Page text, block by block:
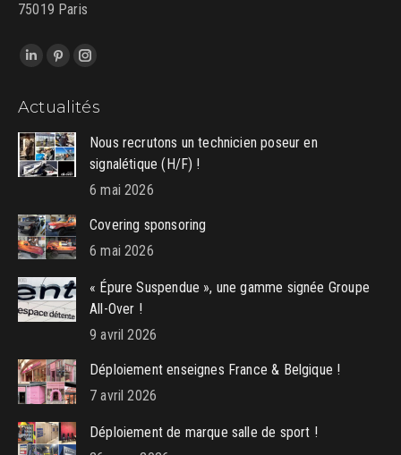
75019 Paris
Trouvez nous sur :
LinkedIn
opens
in
new
window
Pinterest
opens
in
new
window
Instagram
opens
in
new
window
Actualités
Nous recrutons un technicien poseur en
signalétique (H/F) !
6 mai 2026
Covering sponsoring
6 mai 2026
« Épure Suspendue », une gamme signée Groupe
All-Over !
9 avril 2026
Déploiement enseignes France & Belgique !
7 avril 2026
Déploiement de marque salle de sport !